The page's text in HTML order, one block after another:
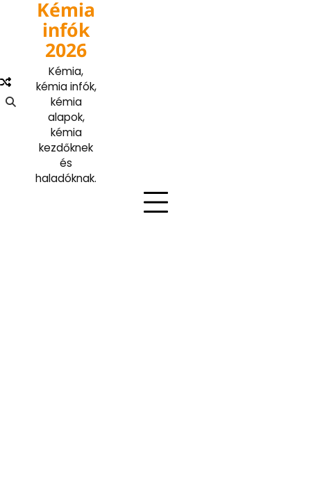
Kémia
infók
2026
Kémia,
kémia infók,
kémia
alapok,
kémia
kezdőknek
és
haladóknak.